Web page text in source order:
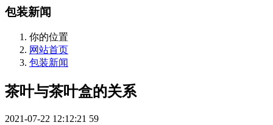
包装新闻
你的位置
网站首页
包装新闻
茶叶与茶叶盒的关系
2021-07-22 12:12:21 59